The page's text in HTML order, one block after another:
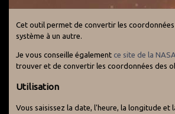
Cet outil permet de convertir les
système à un autre.
Je vous conseille également ce site de la NASA
trouver et de convertir les coordonnées des
Utilisation
Vous saisissez la date, l'heure, la longitude et